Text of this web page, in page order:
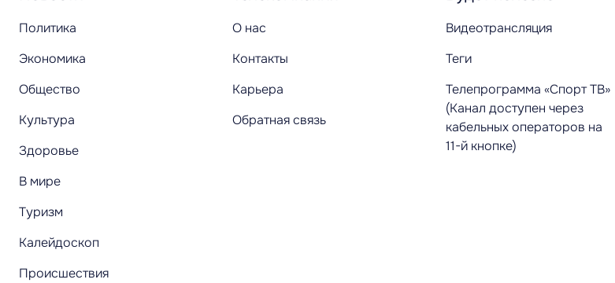
Политика
Экономика
Общество
Культура
Здоровье
В мире
Туризм
Калейдоскоп
Происшествия
О нас
Контакты
Карьера
Обратная связь
Видеотрансляция
Теги
Телепрограмма «Спорт ТВ»
(Канал доступен через
кабельных операторов на
11-й кнопке)